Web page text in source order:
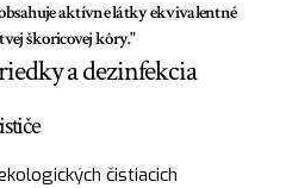
aktívne látky ekvivalentné
škoricovej kôry."
a dezinfekcia
čistiacich